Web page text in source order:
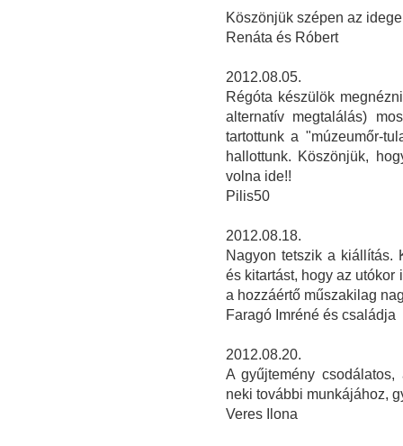
Köszönjük szépen az
Renáta és Róbert
2012.08.05.
Régóta készülök
alternatív megtalálás)
tartottunk a "múzeumőr-
hallottunk. Köszönjük,
volna ide!!
Pilis50
2012.08.18.
Nagyon tetszik a kiállítás.
és kitartást, hogy az
a hozzáértő műszakilag
Faragó Imréné és családja
2012.08.20.
A gyűjtemény
neki további munkájához,
Veres Ilona